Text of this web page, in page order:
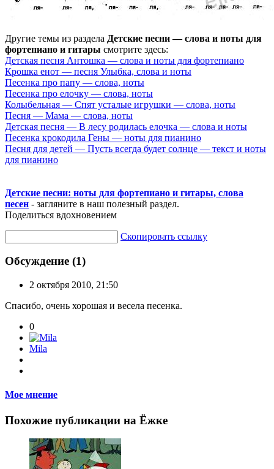
Другие темы из раздела Детские песни — слова и ноты для
фортепиано и гитары смотрите здесь:
Детская песня Антошка — слова и ноты для фортепиано
Крошка енот — песня Улыбка, слова и ноты
Песенка про папу — слова, ноты
Песенка про елочку — слова, ноты
Колыбельная — Спят усталые игрушки — слова, ноты
Песня — Мама — слова, ноты
Детская песня — В лесу родилась елочка — слова и ноты
Песенка крокодила Гены — ноты для пианино
Песня для детей — Пусть всегда будет солнце — текст и ноты
для пианино
Детские песни: ноты для фортепиано и гитары, слова
песен - загляните в наш полезный раздел.
Поделиться вдохновением
Скопировать ссылку
Обсуждение (1)
2 октября 2010, 21:50
Спасибо, очень хорошая и весела песенка.
0
Mila
Мое мнение
Похожие публикации на Ёжке